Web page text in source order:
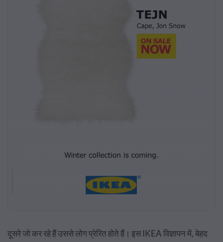
दूसरे जो कर रहे हैं उससे लोग प्रेरित होते हैं। इस IKEA विज्ञापन में, बेहद